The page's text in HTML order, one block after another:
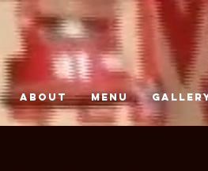
ABOUT MENU